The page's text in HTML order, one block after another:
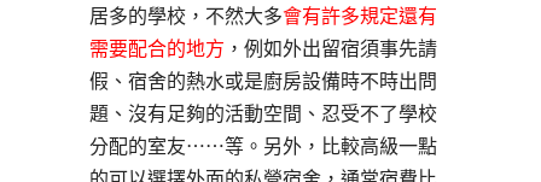
居多的學校，不然大多會有許多規定還有
需要配合的地方 ，例如外出留宿須事先請
假、宿舍的熱水或是廚房設備時不時出問
題、沒有足夠的活動空間、忍受不了學校
分配的室友⋯⋯等。另外，比較高級一點